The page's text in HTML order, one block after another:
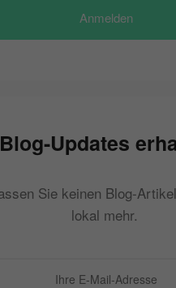
Anmelden
Blog-Updates
Sie keinen Blog-
lokal mehr.